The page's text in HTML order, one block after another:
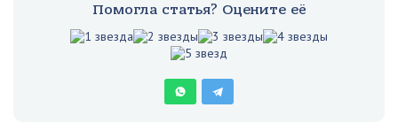
Помогла статья? Оцените её